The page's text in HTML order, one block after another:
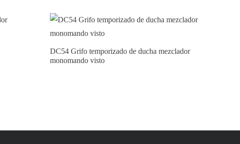
DC54 Grifo temporizado de ducha mezclador
monomando visto